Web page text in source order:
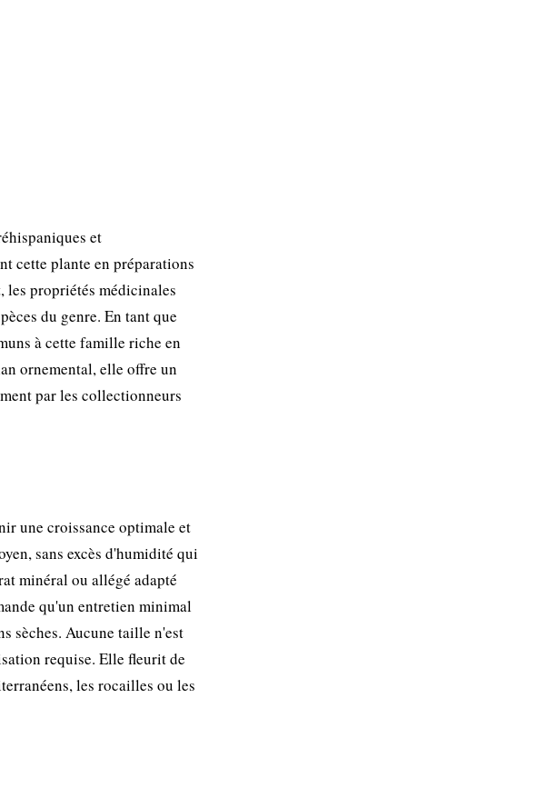
et
cette plante en préparations
propriétés médicinales
du genre. En tant que
à cette famille riche en
ornemental, elle offre un
par les collectionneurs
une croissance optimale et
sans excès d'humidité qui
minéral ou allégé adapté
qu'un entretien minimal
sèches. Aucune taille n'est
requise. Elle fleurit de
les rocailles ou les